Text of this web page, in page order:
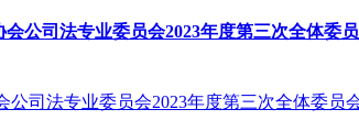
公司法专业委员会2023年度第三次全体委
公司法专业委员会2023年度第三次全体委员